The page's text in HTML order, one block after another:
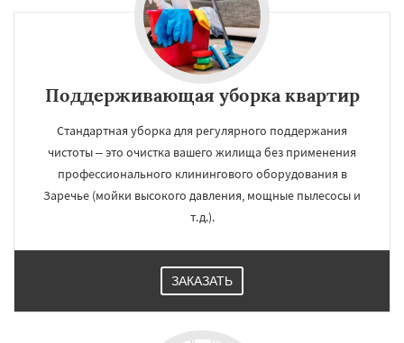
Поддерживающая уборка квартир
Стандартная уборка для регулярного поддержания
чистоты – это очистка вашего жилища без применения
профессионального клинингового оборудования в
Заречье (мойки высокого давления, мощные пылесосы и
т.д.).
ЗАКАЗАТЬ